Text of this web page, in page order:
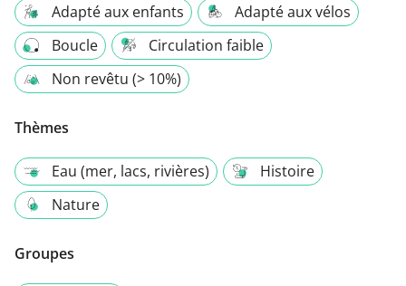
Adapté aux enfants
Adapté aux vélos
Boucle
Circulation faible
Non revêtu (> 10%)
Thèmes
Eau (mer, lacs, rivières)
Histoire
Nature
Groupes